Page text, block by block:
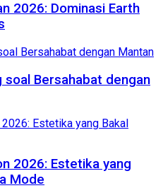
2026: Dominasi Earth
soal Bersahabat dengan
2026: Estetika yang
Mode